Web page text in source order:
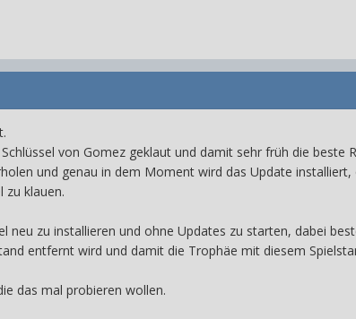
von Gomez geklaut und damit sehr früh die
und genau in dem Moment wird das Update
zu klauen.
neu zu installieren und ohne Updates zu starten, dabei
entfernt wird und damit die Trophäe mit diesem
das mal probieren wollen.